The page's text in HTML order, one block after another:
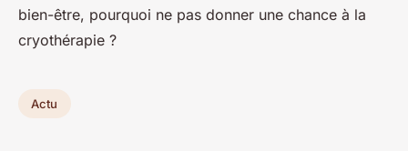
bien-être, pourquoi ne pas donner une chance à la
cryothérapie ?
Actu